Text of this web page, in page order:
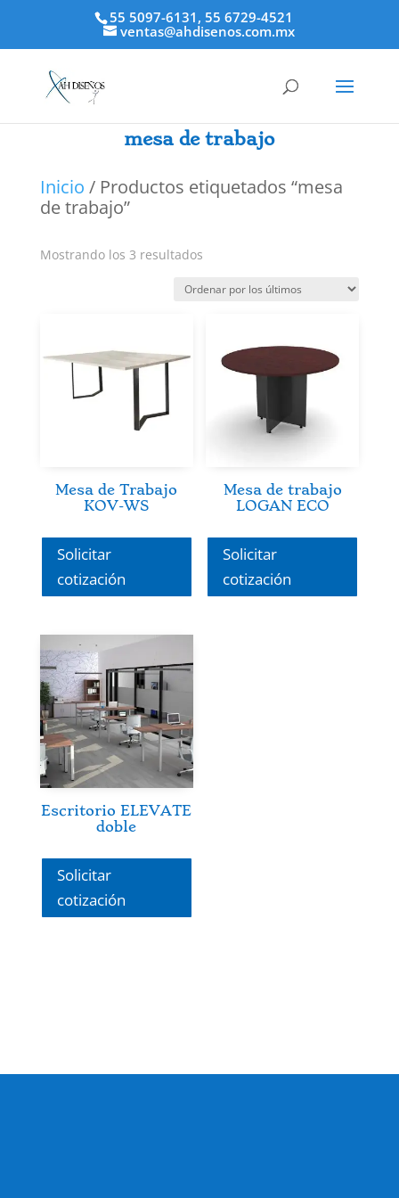
55 5097-6131, 55 6729-4521
ventas@ahdisenos.com.mx
mesa de trabajo
Inicio / Productos etiquetados “mesa
de trabajo”
Mostrando los 3 resultadosOrdenado
los
Mesa de Trabajo
KOV-WS
Solicitar
cotización
Mesa de trabajo
LOGAN ECO
Solicitar
cotización
Escritorio ELEVATE
doble
Solicitar
cotización